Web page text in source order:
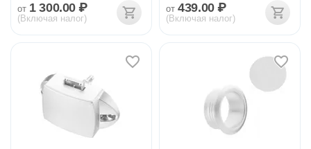
от 1 300.00 ₽
(Включая налог)
от 439.00 ₽
(Включая налог)